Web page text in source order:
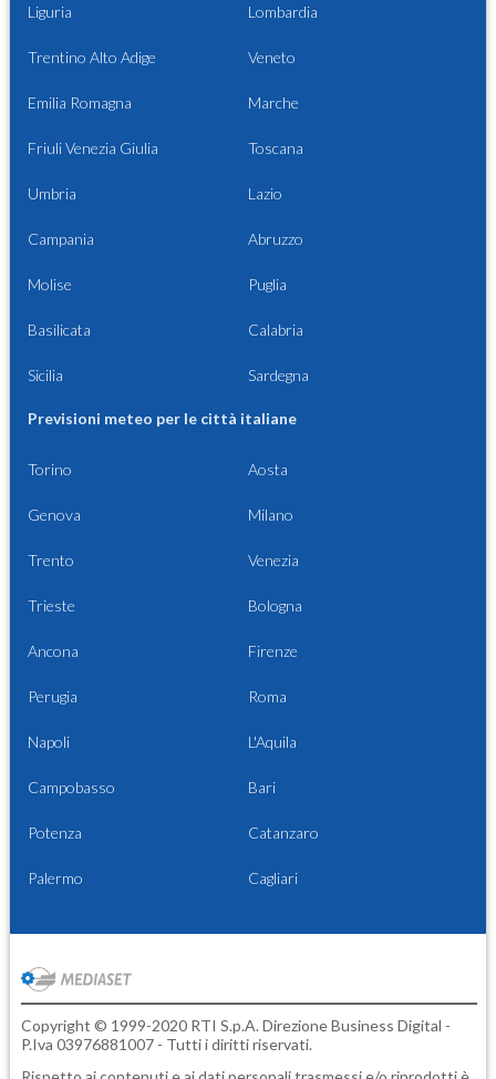
Liguria Lombardia
Trentino Alto Adige Veneto
Emilia Romagna Marche
Friuli Venezia Giulia Toscana
Umbria Lazio
Campania Abruzzo
Molise Puglia
Basilicata Calabria
Sicilia Sardegna
Previsioni meteo per le città italiane
Torino Aosta
Genova Milano
Trento Venezia
Trieste Bologna
Ancona Firenze
Perugia Roma
Napoli L'Aquila
Campobasso Bari
Potenza Catanzaro
Palermo Cagliari
Copyright © 1999-2020 RTI S.p.A. Direzione Business Digital -
P.Iva 03976881007 - Tutti i diritti riservati.